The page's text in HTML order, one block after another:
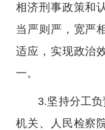
相济刑事政策和
当严则严，宽严
适应，实现政治
一。
3.坚持分工负
机关、人民检察